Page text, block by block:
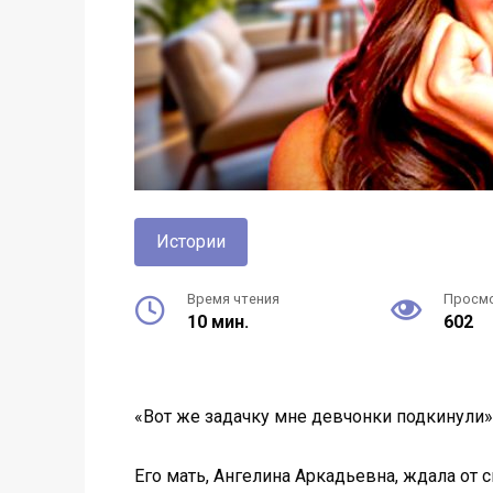
Истории
Время чтения
10 мин. 602
«Вот же задачку мне девчонки
Его мать, Ангелина Аркадьевна, ждала